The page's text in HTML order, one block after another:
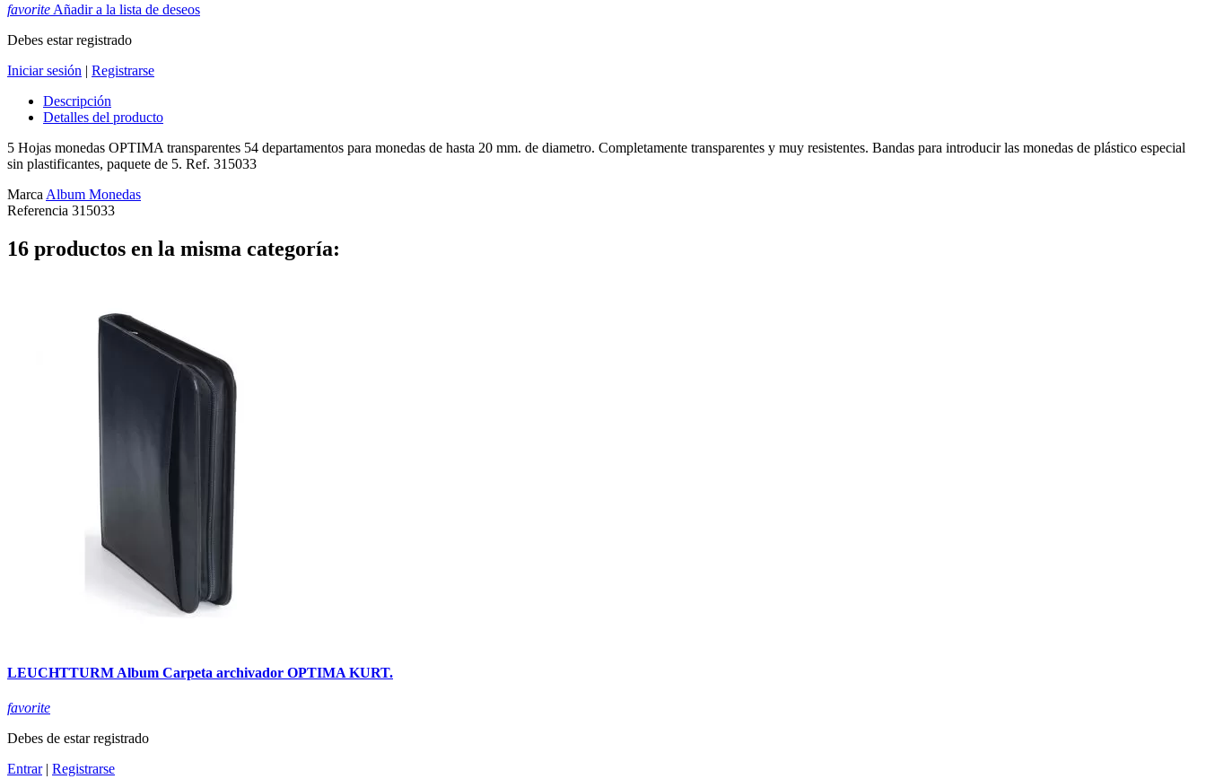
favorite Añadir a la lista de deseos
Debes estar registrado
Iniciar sesión | Registrarse
Descripción
Detalles del producto
5 Hojas monedas OPTIMA transparentes 54 departamentos para monedas de hasta 20 mm. de diametro. Completamente transparentes y muy resistentes. Bandas para introducir las monedas de plástico especial
sin plastificantes, paquete de 5. Ref. 315033
Marca Album Monedas
Referencia 315033
16 productos en la misma categoría:
LEUCHTTURM Album Carpeta archivador OPTIMA KURT.
favorite
Debes de estar registrado
Entrar| Registrarse